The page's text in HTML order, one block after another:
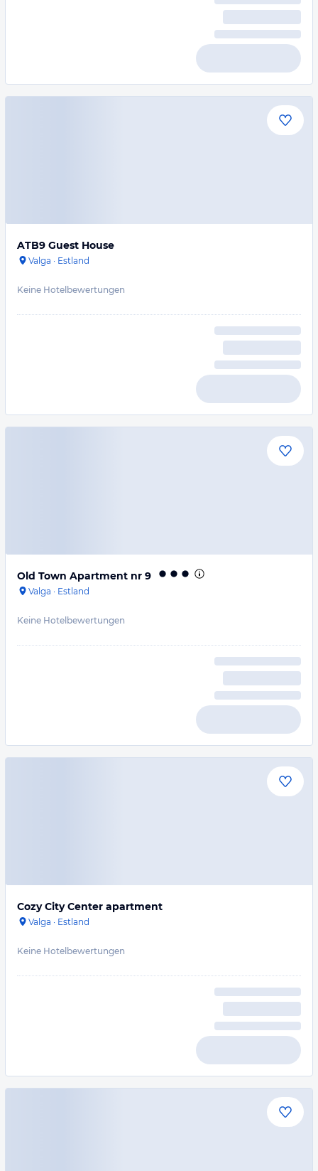
ATB9 Guest House
Valga · Estland
Keine Hotelbewertungen
Old Town Apartment nr 9
Valga · Estland
Keine Hotelbewertungen
Cozy City Center apartment
Valga · Estland
Keine Hotelbewertungen